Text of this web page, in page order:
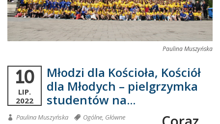
Paulina Muszyńska
10
LIP.
2022
Młodzi dla Kościoła, Kościół
dla Młodych – pielgrzymka
studentów na...
Paulina Muszyńska Ogólne, Główne